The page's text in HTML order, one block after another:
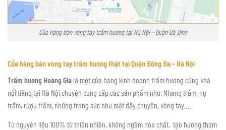
Cửa hàng bán vòng tay trầm hương tại Hà Nội – Quận Ba Đình
Cửa hàng bán vòng tay trầm hương thật tại Quận Đống Đa – Hà Nội
Trầm hương Hoàng Gia là một cửa hàng kinh doanh trầm hương cũng khá
nổi tiếng tại Hà Nội chuyên cung cấp các sản phẩm như: Nhang trầm, nụ
trầm, rượu trầm, những trang sức như mặt dây chuyền, vòng tay,…
Từ nguyên liệu 100% từ thiên nhiên, không ngâm hóa chất, tạo hương thơm